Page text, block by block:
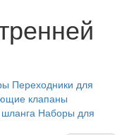
Переходники для
клапаны
Наборы для